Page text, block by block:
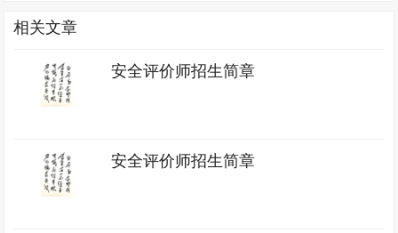
相关文章
安全评价师招生简章
安全评价师招生简章